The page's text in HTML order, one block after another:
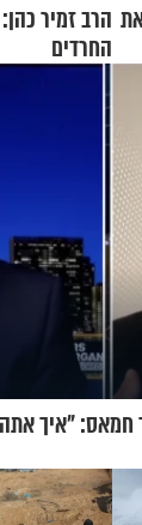
הרב זמיר
החרדים
חמאס: "איך